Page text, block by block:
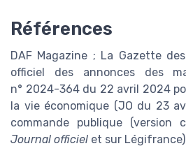
Références
DAF Magazine ; La Gazette
officiel des annonces des
n° 2024-364 du 22 avril 2024
la vie économique (JO du 23
commande publique (version
Journal officiel et sur